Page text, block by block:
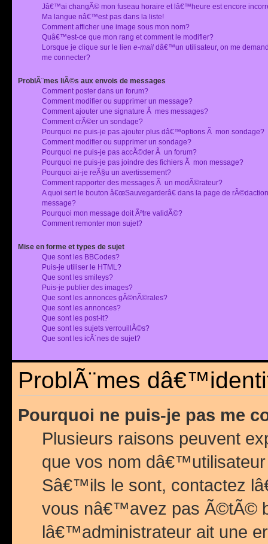
Jâ€™ai changÃ© mon fuseau horaire et lâ€™heure est encore
Ma langue nâ€™est pas dans la liste!
Comment afficher une image sous mon nom?
Quâ€™est-ce que mon rang et comment le modifier?
Lorsque je clique sur le lien e-mail dâ€™un utilisateur, on me
me connecter?
ProblÃ¨mes liÃ©s aux envois de messages
Comment poster dans un forum?
Comment modifier ou supprimer un message?
Comment ajouter une signature Ã mes messages?
Comment crÃ©er un sondage?
Pourquoi ne puis-je pas ajouter plus dâ€™options Ã mon sondage?
Comment modifier ou supprimer un sondage?
Pourquoi ne puis-je pas accÃ©der Ã un forum?
Pourquoi ne puis-je pas joindre des fichiers Ã mon message?
Pourquoi ai-je reÃ§u un avertissement?
Comment rapporter des messages Ã un modÃ©rateur?
A quoi sert le bouton â€œSauvegarderâ€ dans la page de
message?
Pourquoi mon message doit Ãªtre validÃ©?
Comment remonter mon sujet?
Mise en forme et types de sujet
Que sont les BBCodes?
Puis-je utiliser le HTML?
Que sont les smileys?
Puis-je publier des images?
Que sont les annonces gÃ©nÃ©rales?
Que sont les annonces?
Que sont les post-it?
Que sont les sujets verrouillÃ©s?
Que sont les icÃ´nes de sujet?
ProblÃ¨mes
Pourquoi ne puis-je pas me
Plusieurs raisons peuvent
que vos nom
Sâ€™ils le sont, contactez
vous nâ€™avez pas Ã©tÃ©
lâ€™administrateur ait une